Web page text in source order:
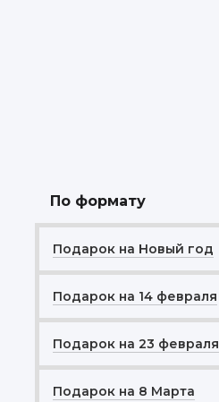
По формату
Подарок на Новый год
Подарок на 14 февраля
Подарок на 23 февраля
Подарок на 8 Марта